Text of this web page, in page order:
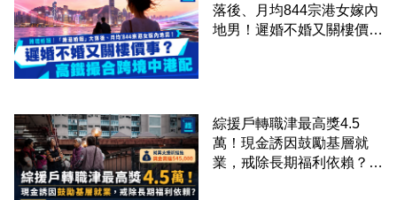
落後、月均844宗港女嫁內
地男！遲婚不婚又關樓價
綜援戶轉職津最高獎4.5
萬！現金誘因鼓勵基層就
業，戒除長期福利依賴？鄧